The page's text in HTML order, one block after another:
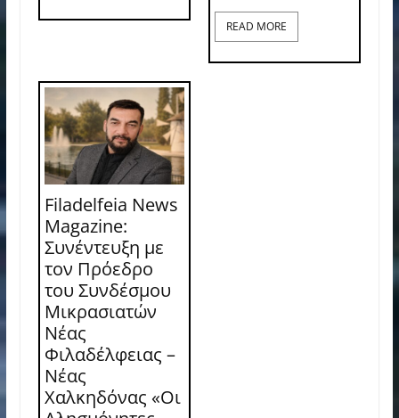
READ MORE
Filadelfeia News
Magazine:
Συνέντευξη με
τον Πρόεδρο
του Συνδέσμου
Μικρασιατών
Νέας
Φιλαδέλφειας –
Νέας
Χαλκηδόνας «Οι